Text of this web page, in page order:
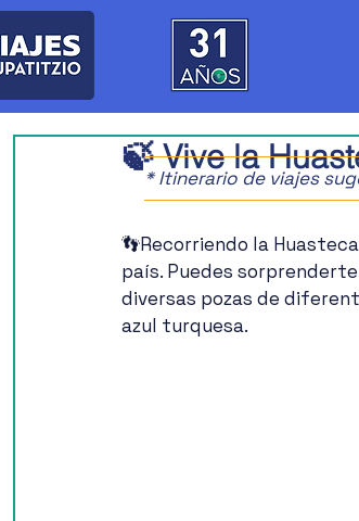
🍃 Vive la
👣Recorriendo la
país. Puedes
diversas pozas de
azul turquesa.
* Itinerario de viajes